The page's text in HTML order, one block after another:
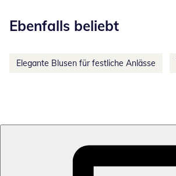
Ebenfalls beliebt
Elegante Blusen für festliche Anlässe